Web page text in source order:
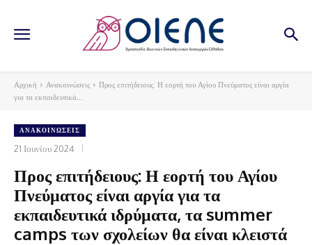
Αρχική Ανακοινώσεις
Προς επιτήδειους: Η εορτή του Αγίου Πνεύματος είναι αργία
για τα εκπαιδευτικά...
ΑΝΑΚΟΙΝΏΣΕΙΣ
21 Ιουνίου 2024
Προς επιτήδειους: Η εορτή του Αγίου
Πνεύματος είναι αργία για τα
εκπαιδευτικά ιδρύματα, τα summer
camps των σχολείων θα είναι κλειστά